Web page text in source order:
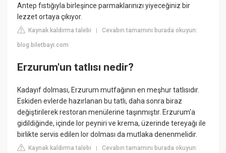
Antep fıstığıyla birleşince parmaklarınızı yiyeceğiniz bir
lezzet ortaya çıkıyor.
Kaynak kaldırma talebi |Cevabın tamamını burada okuyun:
blog.biletbayi.com
Erzurum'un tatlısı nedir?
Kadayıf dolması, Erzurum mutfağının en meşhur tatlısıdır.
Eskiden evlerde hazırlanan bu tatlı, daha sonra biraz
değiştirilerek restoran menülerine taşınmıştır. Erzurum'a
gidildiğinde, içinde lor peyniri ve krema, üzerinde tereyağı ile
birlikte servis edilen lor dolması da mutlaka denenmelidir.
Kaynak kaldırma talebi |Cevabın tamamını burada okuyun: